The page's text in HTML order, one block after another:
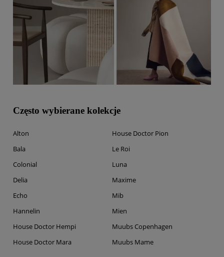
Często wybierane kolekcje
Alton
Bala
Colonial
Delia
Echo
Hannelin
House Doctor Hempi
House Doctor Mara
House Doctor Pion
Le Roi
Luna
Maxime
Mib
Mien
Muubs Copenhagen
Muubs Mame